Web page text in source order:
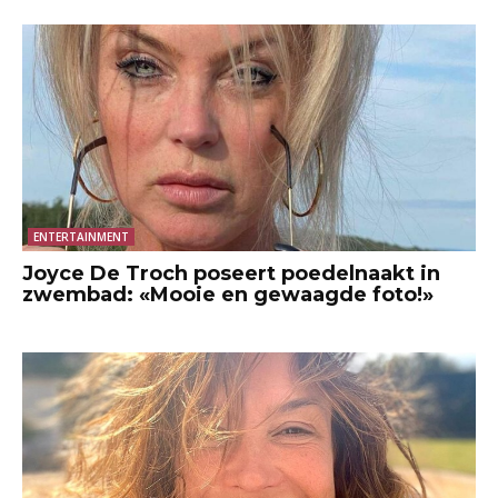
ENTERTAINMENT
Joyce De Troch poseert poedelnaakt in
zwembad: «Mooie en gewaagde foto!»